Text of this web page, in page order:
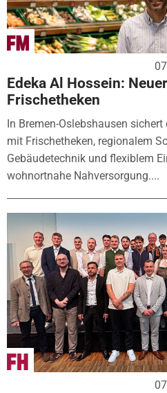
Edeka Al Hossein:
Frischetheken
In Bremen-Oslebshausen
mit Frischetheken, regionalem
Gebäudetechnik und flexiblem
wohnortnahe Nahversorgung....